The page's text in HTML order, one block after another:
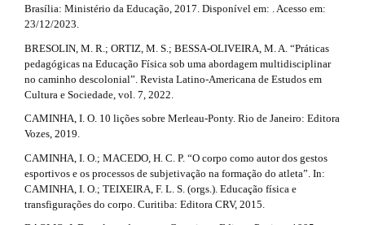
e
m
e
n
u
d
e
b
a
r
t
i
c
l
e
.
d
Brasília: Ministério da Educação, 2017. Disponível em: . Acesso em:
23/12/2023.
BRESOLIN, M. R.; ORTIZ, M. S.; BESSA-OLIVEIRA, M. A. “Práticas
pedagógicas na Educação Física sob uma abordagem multidisciplinar
no caminho descolonial”. Revista Latino-Americana de Estudos em
Cultura e Sociedade, vol. 7, 2022.
CAMINHA, I. O. 10 lições sobre Merleau-Ponty. Rio de Janeiro: Editora
Vozes, 2019.
CAMINHA, I. O.; MACEDO, H. C. P. “O corpo como autor dos gestos
esportivos e os processos de subjetivação na formação do atleta”. In:
CAMINHA, I. O.; TEIXEIRA, F. L. S. (orgs.). Educação física e
transfigurações do corpo. Curitiba: Editora CRV, 2015.